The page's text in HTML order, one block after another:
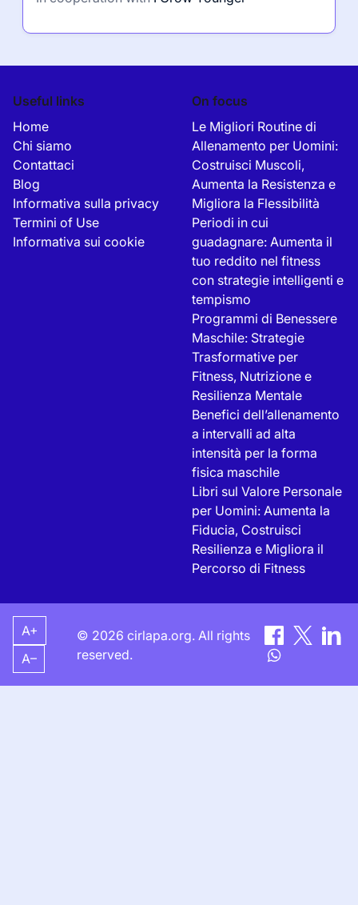
Useful links
Home
Chi siamo
Contattaci
Blog
Informativa sulla privacy
Termini of Use
Informativa sui cookie
On focus
Le Migliori Routine di
Allenamento per Uomini:
Costruisci Muscoli,
Aumenta la Resistenza e
Migliora la Flessibilità
Periodi in cui
guadagnare: Aumenta il
tuo reddito nel fitness
con strategie intelligenti e
tempismo
Programmi di Benessere
Maschile: Strategie
Trasformative per
Fitness, Nutrizione e
Resilienza Mentale
Benefici dell’allenamento
a intervalli ad alta
intensità per la forma
fisica maschile
Libri sul Valore Personale
per Uomini: Aumenta la
Fiducia, Costruisci
Resilienza e Migliora il
Percorso di Fitness
A+
A–
© 2026 cirlapa.org. All rights
reserved.